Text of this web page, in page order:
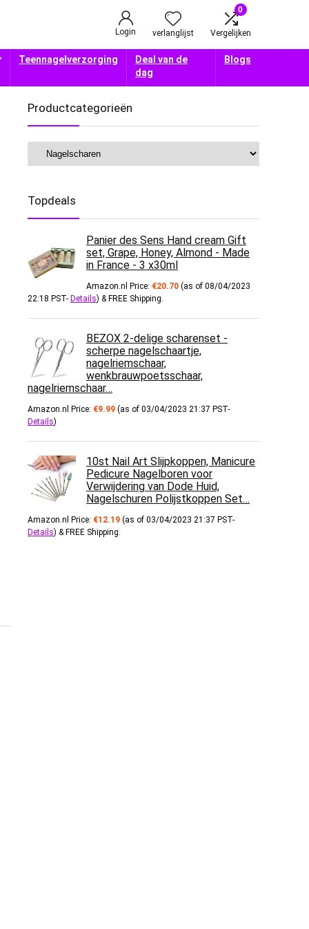
Login verlanglijst
0
Vergelijken
Teennagelverzorging
Deal van de
dag
Blogs
Productcategorieën
Topdeals
Panier des Sens Hand cream Gift
set, Grape, Honey, Almond - Made
in France - 3 x30ml
Amazon.nl Price: €20.70 (as of 08/04/2023
22:18 PST- Details) & FREE Shipping.
BEZOX 2-delige scharenset -
scherpe nagelschaartje,
nagelriemschaar,
wenkbrauwpoetsschaar,
nagelriemschaar…
Amazon.nl Price: €9.99 (as of 03/04/2023 21:37 PST-
Details)
10st Nail Art Slijpkoppen, Manicure
Pedicure Nagelboren voor
Verwijdering van Dode Huid,
Nagelschuren Polijstkoppen Set…
Amazon.nl Price: €12.19 (as of 03/04/2023 21:37 PST-
Details) & FREE Shipping.